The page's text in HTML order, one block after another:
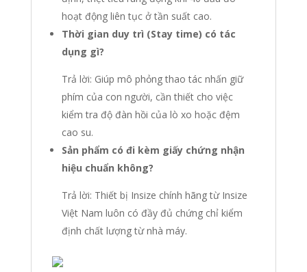
hoạt động liên tục ở tần suất cao.
Thời gian duy trì (Stay time) có tác
dụng gì?
Trả lời: Giúp mô phỏng thao tác nhấn giữ
phím của con người, cần thiết cho việc
kiểm tra độ đàn hồi của lò xo hoặc đệm
cao su.
Sản phẩm có đi kèm giấy chứng nhận
hiệu chuẩn không?
Trả lời: Thiết bị Insize chính hãng từ Insize
Việt Nam luôn có đầy đủ chứng chỉ kiểm
định chất lượng từ nhà máy.